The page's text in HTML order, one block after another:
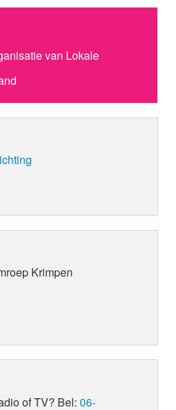
van Lokale
Krimpen
of TV? Bel:06-